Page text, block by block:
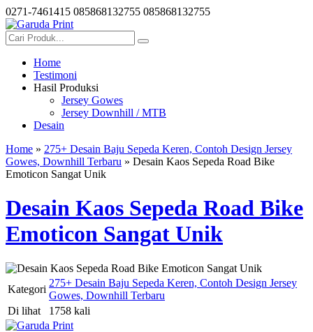
0271-7461415 085868132755 085868132755
Home
Testimoni
Hasil Produksi
Jersey Gowes
Jersey Downhill / MTB
Desain
Home » 275+ Desain Baju Sepeda Keren, Contoh Design Jersey
Gowes, Downhill Terbaru » Desain Kaos Sepeda Road Bike
Emoticon Sangat Unik
Desain Kaos Sepeda Road Bike
Emoticon Sangat Unik
Kategori
275+ Desain Baju Sepeda Keren, Contoh Design Jersey
Gowes, Downhill Terbaru
Di lihat
1758 kali